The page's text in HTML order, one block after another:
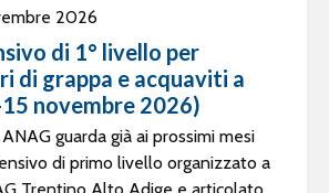
2026
di 1° livello per
di grappa e acquaviti a
novembre 2026)
guarda già ai prossimi mesi
di primo livello organizzato a